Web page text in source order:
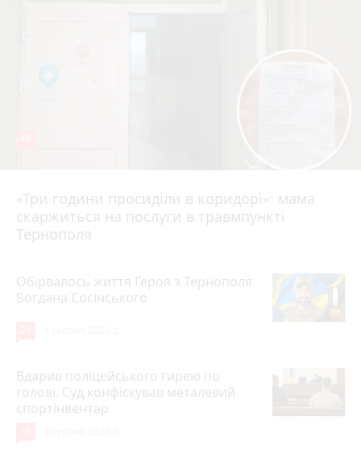
«Три години просиділи в коридорі»: мама
скаржиться на послуги в травмпункті
Тернополя
8 серпня 2026 р.
Обірвалось життя Героя з Тернополя
Богдана Сосінського
Вдарив поліцейського гирею по
голові. Суд конфіскував металевий
спортінвентар